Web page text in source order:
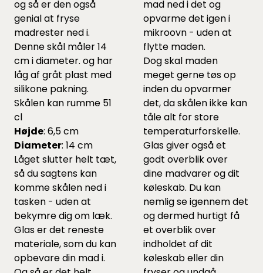
og så er den også
genial at fryse
madrester ned i.
Denne skål måler 14
cm i diameter. og har
låg af gråt plast med
silikone pakning.
Skålen kan rumme 51
cl
Højde: 6,5 cm
Diameter: 14 cm
Låget slutter helt tæt,
så du sagtens kan
komme skålen ned i
tasken - uden at
bekymre dig om læk.
Glas er det reneste
materiale, som du kan
opbevare din mad i.
mad ned i det og
opvarme det igen i
mikroovn - uden at
flytte maden.
Dog skal maden
meget gerne tøs op
inden du opvarmer
det, da skålen ikke kan
tåle alt for store
temperaturforskelle.
Glas giver også et
godt overblik over
dine madvarer og dit
køleskab. Du kan
nemlig se igennem det
og dermed hurtigt få
et overblik over
indholdet af dit
køleskab eller din